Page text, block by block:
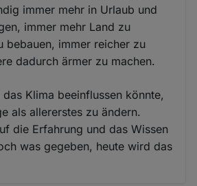
immer mehr in Urlaub und
immer mehr Land zu
bebauen, immer reicher zu
dadurch ärmer zu machen.
Klima beeinflussen könnte,
als allererstes zu ändern.
die Erfahrung und das Wissen
was gegeben, heute wird das